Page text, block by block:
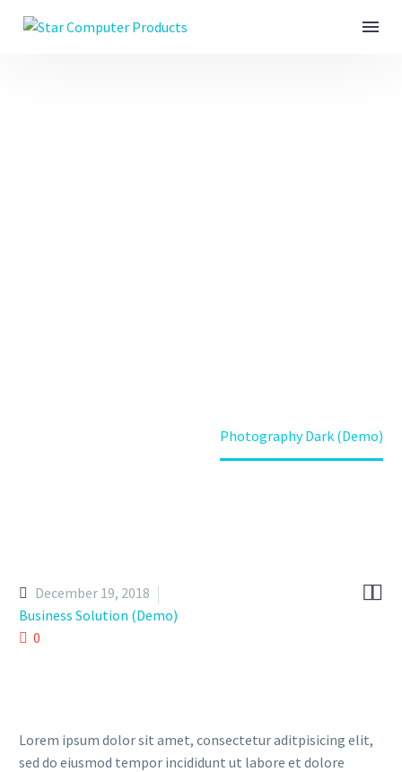
Photography Dark (Demo)

December 19, 2018
Business Solution (Demo)
0
Lorem ipsum dolor sit amet, consectetur aditpisicing elit,
sed do eiusmod tempor incididunt ut labore et dolore